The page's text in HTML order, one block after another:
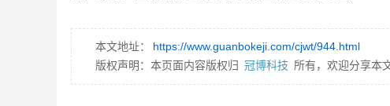
本文地址：
https://www.guanbokeji.com/cjwt/944.html
版权声明：本页面内容版权归 冠博科技 所有，欢迎分享本